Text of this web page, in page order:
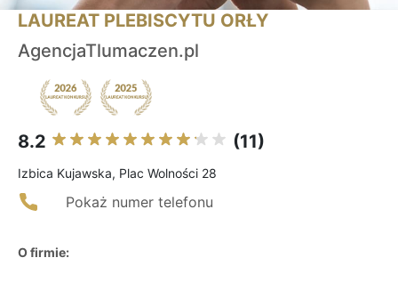
LAUREAT PLEBISCYTU ORŁY
AgencjaTlumaczen.pl
8.2 (11)
Izbica Kujawska, Plac Wolności 28
Pokaż numer telefonu
O firmie: